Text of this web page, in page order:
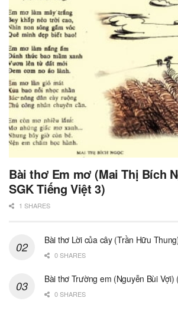
Bài thơ Em mơ (Mai Thị Bích
SGK Tiếng Việt 3)
1 SHARES
Bài thơ Lời của cây (Trần Hữu
0 SHARES
Bài thơ Trường em (Nguyễn Bùi Vợi)
0 SHARES